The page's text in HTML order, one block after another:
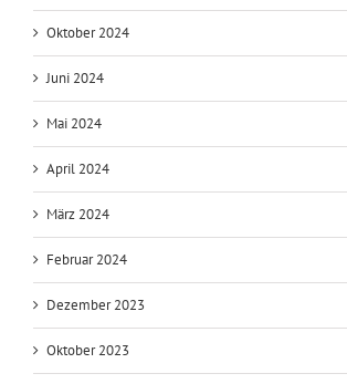
Oktober 2024
Juni 2024
Mai 2024
April 2024
März 2024
Februar 2024
Dezember 2023
Oktober 2023